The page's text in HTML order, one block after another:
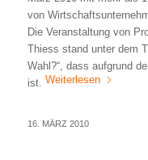
von
Die Veranstaltung von
Thiess stand unter dem
Wahl?“, dass aufgrund
ist. Weiterlesen
16. MÄRZ 2010